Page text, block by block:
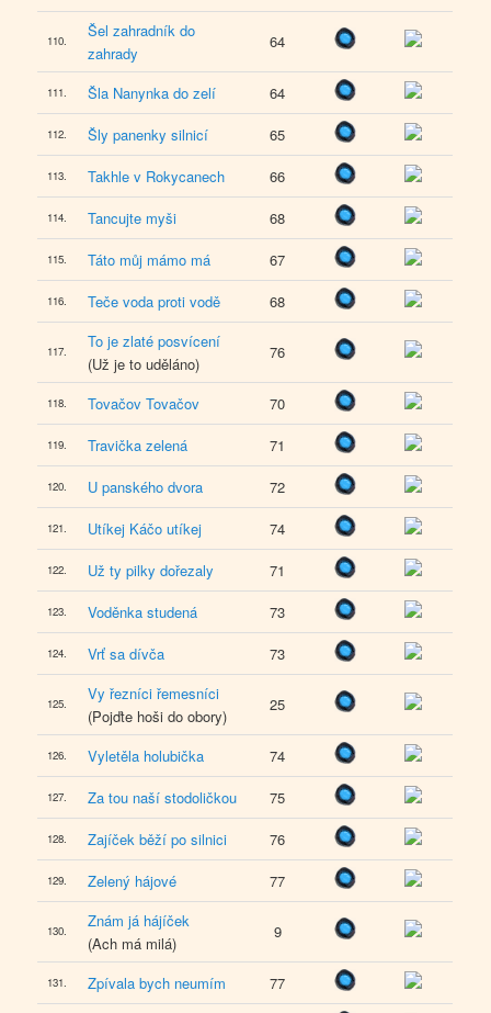
110.
Šel zahradník do
zahrady
64
111. Šla Nanynka do zelí 64
112. Šly panenky silnicí 65
113. Takhle v Rokycanech 66
114. Tancujte myši 68
115. Táto můj mámo má 67
116. Teče voda proti vodě 68
117.
To je zlaté posvícení
(Už je to uděláno)
76
118. Tovačov Tovačov 70
119. Travička zelená 71
120. U panského dvora 72
121. Utíkej Káčo utíkej 74
122. Už ty pilky dořezaly 71
123. Voděnka studená 73
124. Vrť sa dívča 73
125.
Vy řezníci řemesníci
(Pojďte hoši do obory)
25
126. Vyletěla holubička 74
127. Za tou naší stodoličkou 75
128. Zajíček běží po silnici 76
129. Zelený hájové 77
130.
Znám já hájíček
(Ach má milá)
9
131. Zpívala bych neumím 77